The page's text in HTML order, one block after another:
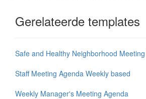
Gerelateerde templates
Safe and Healthy Neighborhood
Staff Meeting Agenda Weekly based
Weekly Manager's Meeting Agenda